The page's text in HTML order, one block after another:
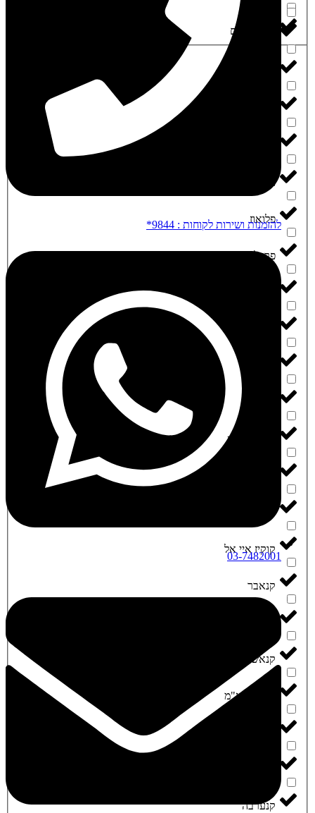
‮תיקון עולם‬
‮מיניז‬
‮נובה קנביס‬
‮פיס נטורלס‬
‮פלאנטיס‬
‮פלאנטק מדיקל‬
‮פלואוז‬
‮פרפל פארם‬
‮קאליפה קוש‬
‮קאלפיה קוש‬
‮קאן 4 יו‬
‮קווסט‬
‮קוטס קאנה‬
‮קומפאונד‬
‮קוקיז‬
‮קוקיז איי אל‬
‮קנאבר‬
‮קנאברו‬
‮קנאשור‬
‮קנביט בע"מ‬
‮קנדוק‬
‮קנטק‬
‮קנערבה‬
להזמנות ושירות לקוחות : 9844*
03-7482001